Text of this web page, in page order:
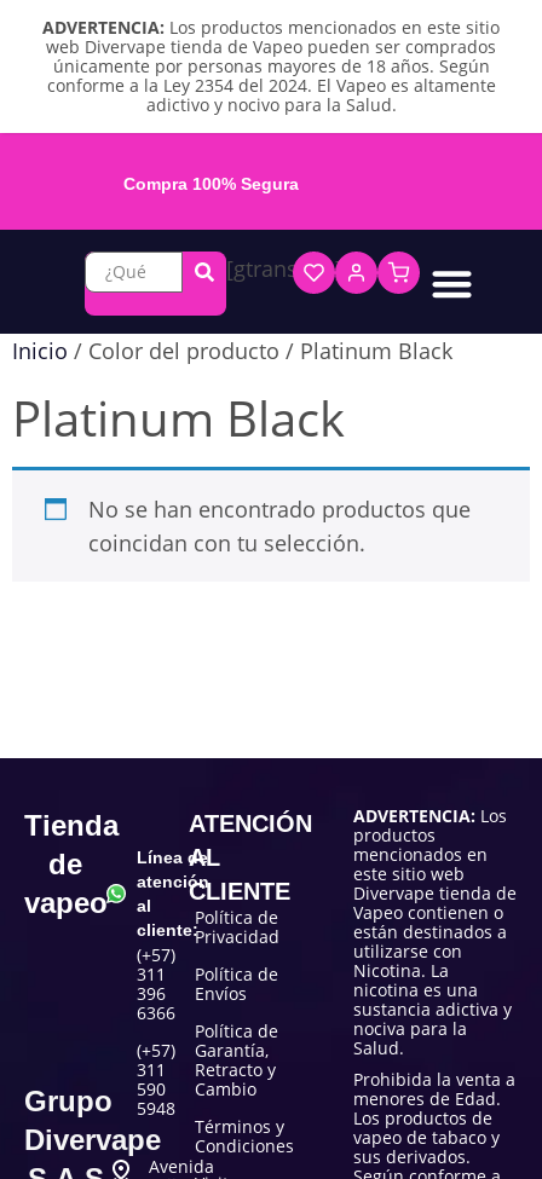
ADVERTENCIA: Los productos mencionados en este sitio
web Divervape tienda de Vapeo pueden ser comprados
únicamente por personas mayores de 18 años. Según
conforme a la Ley 2354 del 2024. El Vapeo es altamente
adictivo y nocivo para la Salud.
Compra 100% Segura
[gtranslate]
Inicio / Color del producto / Platinum Black
Platinum Black
No se han encontrado productos que
coincidan con tu selección.
Tienda
de
vapeo
Grupo
Divervape
Línea de
atención
al
cliente:
(+57)
311
396
6366
(+57)
311
590
5948
Avenida
ATENCIÓN
AL
CLIENTE
Política de
Privacidad
Política de
Envíos
Política de
Garantía,
Retracto y
Cambio
Términos y
Condiciones
ADVERTENCIA: Los
productos
mencionados en
este sitio web
Divervape tienda de
Vapeo contienen o
están destinados a
utilizarse con
Nicotina. La
nicotina es una
sustancia adictiva y
nociva para la
Salud.
Prohibida la venta a
menores de Edad.
Los productos de
vapeo de tabaco y
sus derivados.